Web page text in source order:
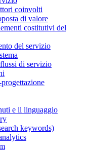
coinvolti
di valore
costitutivi del
del servizio
di servizio
e il linguaggio
keywords)